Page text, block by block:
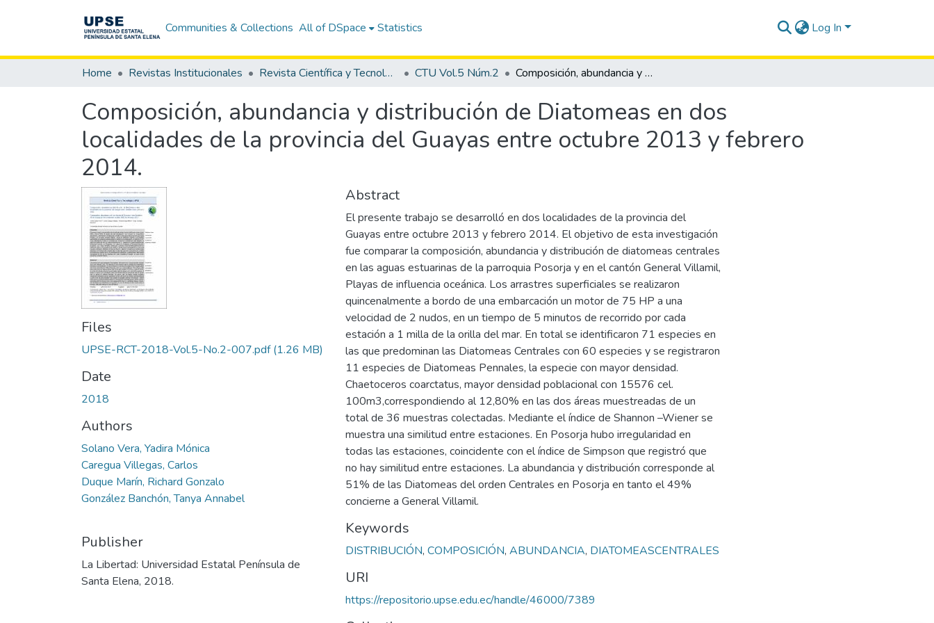
Communities & Collections All of DSpace Statistics Log In
Home Revistas Institucionales Revista Científica y Tecnológica UPSE - CTU CTU Vol.5 Núm.2 Composición, abundancia y distribución de Diatomeas en dos localidades de la provincia del Guayas entre octubre 2013 y febrero 2014.
Composición, abundancia y distribución de Diatomeas en dos
localidades de la provincia del Guayas entre octubre 2013 y febrero
2014.
Files
UPSE-RCT-2018-Vol.5-No.2-007.pdf(1.26 MB)
Date
2018
Authors
Solano Vera, Yadira Mónica
Caregua Villegas, Carlos
Duque Marín, Richard Gonzalo
González Banchón, Tanya Annabel
Publisher
La Libertad: Universidad Estatal Península de
Santa Elena, 2018.
Abstract
El presente trabajo se desarrolló en dos localidades de la provincia del
Guayas entre octubre 2013 y febrero 2014. El objetivo de esta investigación
fue comparar la composición, abundancia y distribución de diatomeas centrales
en las aguas estuarinas de la parroquia Posorja y en el cantón General Villamil,
Playas de influencia oceánica. Los arrastres superficiales se realizaron
quincenalmente a bordo de una embarcación un motor de 75 HP a una
velocidad de 2 nudos, en un tiempo de 5 minutos de recorrido por cada
estación a 1 milla de la orilla del mar. En total se identificaron 71 especies en
las que predominan las Diatomeas Centrales con 60 especies y se registraron
11 especies de Diatomeas Pennales, la especie con mayor densidad.
Chaetoceros coarctatus, mayor densidad poblacional con 15576 cel.
100m3,correspondiendo al 12,80% en las dos áreas muestreadas de un
total de 36 muestras colectadas. Mediante el índice de Shannon –Wiener se
muestra una similitud entre estaciones. En Posorja hubo irregularidad en
todas las estaciones, coincidente con el índice de Simpson que registró que
no hay similitud entre estaciones. La abundancia y distribución corresponde al
51% de las Diatomeas del orden Centrales en Posorja en tanto el 49%
concierne a General Villamil.
Keywords
DISTRIBUCIÓN, COMPOSICIÓN, ABUNDANCIA, DIATOMEASCENTRALES
URI
https://repositorio.upse.edu.ec/handle/46000/7389